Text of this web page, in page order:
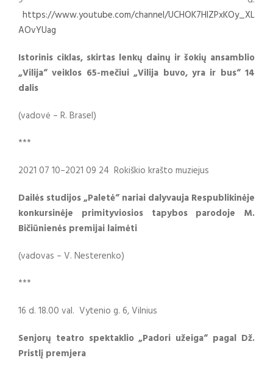
https://www.youtube.com/channel/UCHOK7HlZPxKOy_XL
AOvYUag
Istorinis ciklas, skirtas lenkų dainų ir šokių ansamblio
„Vilija“ veiklos 65-mečiui „Vilija buvo, yra ir bus“ 14
dalis
(vadovė – R. Brasel)
***
2021 07 10–2021 09 24 Rokiškio krašto muziejus
Dailės studijos „Paletė“ nariai dalyvauja Respublikinėje
konkursinėje primityviosios tapybos parodoje M.
Bičiūnienės premijai laimėti
(vadovas – V. Nesterenko)
***
16 d. 18.00 val. Vytenio g. 6, Vilnius
Senjorų teatro spektaklio „Padori užeiga“ pagal Dž.
Pristlį premjera